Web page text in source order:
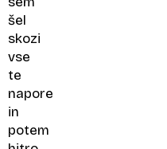
šel
skozi
vse
te
napore
in
potem